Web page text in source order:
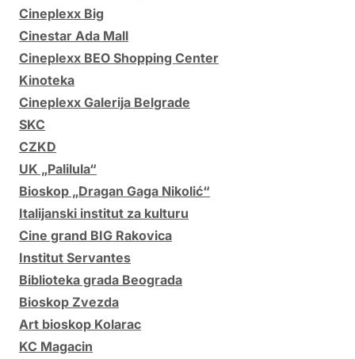
Cineplexx Big
Cinestar Ada Mall
Cineplexx BEO Shopping Center
Kinoteka
Cineplexx Galerija Belgrade
SKC
CZKD
UK „Palilula“
Bioskop „Dragan Gaga Nikolić“
Italijanski institut za kulturu
Cine grand BIG Rakovica
Institut Servantes
Biblioteka grada Beograda
Bioskop Zvezda
Art bioskop Kolarac
KC Magacin